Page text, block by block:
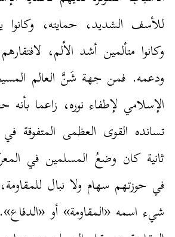
للأسف الشديد، حمايته، وكانوا
وكانوا متألمين أشد الألم،
ودعمه. فمن جهة شَنَّ العالم
الإسلامي لإطفاء نوره، زاعما
تسانده القوى العظمى المتفوقة
ثانية كان وضعُ المسلمين في
في حوزتهم سهام ولا نبال
شيء اسمه «المقاومة» أو